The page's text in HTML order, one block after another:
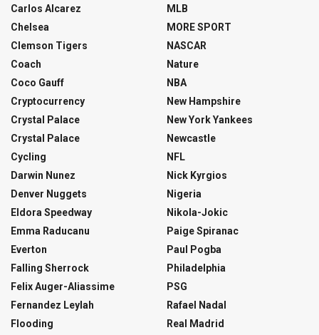
Carlos Alcarez
Chelsea
Clemson Tigers
Coach
Coco Gauff
Cryptocurrency
Crystal Palace
Crystal Palace
Cycling
Darwin Nunez
Denver Nuggets
Eldora Speedway
Emma Raducanu
Everton
Falling Sherrock
Felix Auger-Aliassime
Fernandez Leylah
Flooding
MLB
MORE SPORT
NASCAR
Nature
NBA
New Hampshire
New York Yankees
Newcastle
NFL
Nick Kyrgios
Nigeria
Nikola-Jokic
Paige Spiranac
Paul Pogba
Philadelphia
PSG
Rafael Nadal
Real Madrid